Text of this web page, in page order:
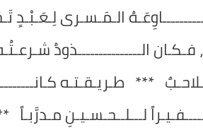
الـمَـسـرى لِـعَـبْـدٍ
فـكـان الـــــــــــــــذودُ
*** طـريـقـتـه
لـــلــحـسـيـنِ